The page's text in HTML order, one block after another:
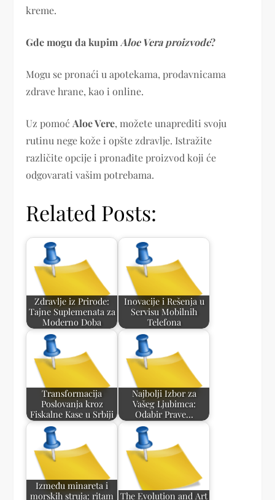
kreme.
Gde mogu da kupim Aloe Vera proizvode?
Mogu se pronaći u apotekama, prodavnicama
zdrave hrane, kao i online.
Uz pomoć Aloe Vere, možete unaprediti svoju
rutinu nege kože i opšte zdravlje. Istražite
različite opcije i pronađite proizvod koji će
odgovarati vašim potrebama.
Related Posts:
Zdravlje iz Prirode:
Tajne Suplemenata za
Moderno Doba
Inovacije i Rešenja u
Servisu Mobilnih
Telefona
Transformacija
Poslovanja kroz
Fiskalne Kase u Srbiji
Najbolji Izbor za
Vašeg Ljubimca:
Odabir Prave…
Između minareta i
morskih struja: ritam The Evolution and Art